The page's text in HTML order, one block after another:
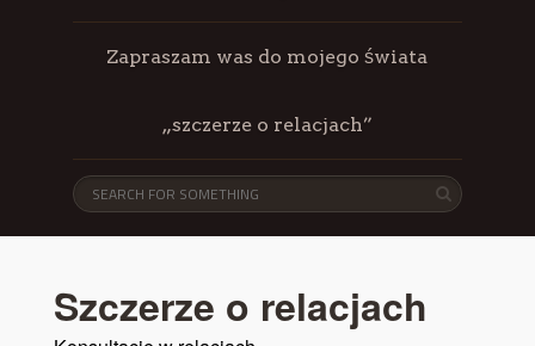
Zapraszam was do mojego świata
„szczerze o relacjach”
Szczerze o relacjach